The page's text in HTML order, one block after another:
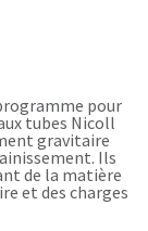
pour
tubes Nicoll
gravitaire
Ils
de la matière
et des charges